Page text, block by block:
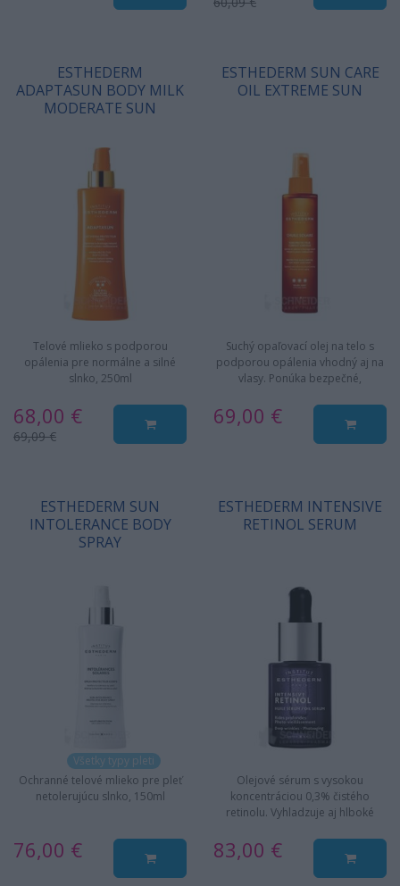
ESTHEDERM
ADAPTASUN BODY MILK
MODERATE SUN
Telové mlieko s podporou
opálenia pre normálne a silné
slnko, 250ml
68,00 €
69,09 €
ESTHEDERM SUN CARE
OIL EXTREME SUN
Suchý opaľovací olej na telo s
podporou opálenia vhodný aj na
vlasy. Ponúka bezpečné,
69,00 €
ESTHEDERM SUN
INTOLERANCE BODY
SPRAY
Všetky typy pleti
Ochranné telové mlieko pre pleť
netolerujúcu slnko, 150ml
76,00 €
ESTHEDERM INTENSIVE
RETINOL SERUM
Olejové sérum s vysokou
koncentráciou 0,3% čistého
retinolu. Vyhladzuje aj hlboké
pôsobí…
83,00 €